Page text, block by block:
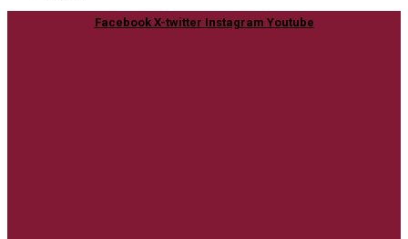
Facebook X-twitter Instagram Youtube